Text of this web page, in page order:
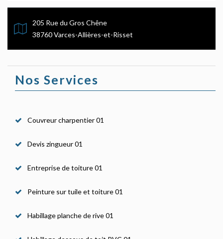
205 Rue du Gros Chêne
38760 Varces-Allières-et-Risset
Nos Services
Couvreur charpentier 01
Devis zingueur 01
Entreprise de toiture 01
Peinture sur tuile et toiture 01
Habillage planche de rive 01